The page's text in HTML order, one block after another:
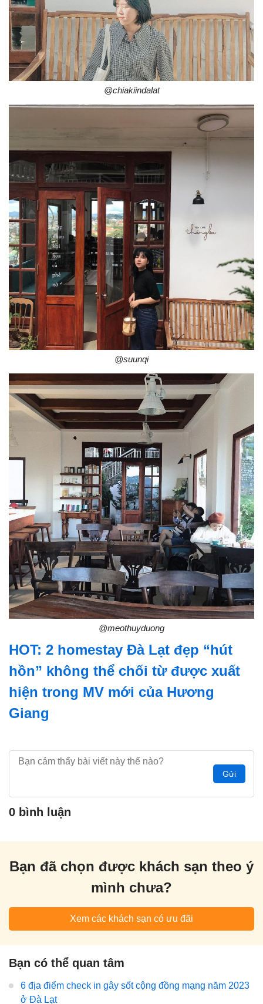
@chiakiindalat
@suunqi
@meothuyduong
HOT: 2 homestay Đà Lạt đẹp “hút
hồn” không thể chối từ được xuất
hiện trong MV mới của Hương
Giang
Gửi
0 bình luận
Bạn đã chọn được khách sạn theo ý
mình chưa?
Xem các khách sạn có ưu đãi
Bạn có thể quan tâm
6 địa điểm check in gây sốt cộng đồng mạng năm 2023
ở Đà Lạt